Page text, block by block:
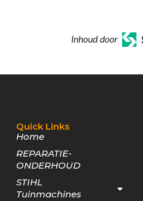
Inhoud door
Quick Links
Home
REPARATIE-
ONDERHOUD
STIHL
Tuinmachines